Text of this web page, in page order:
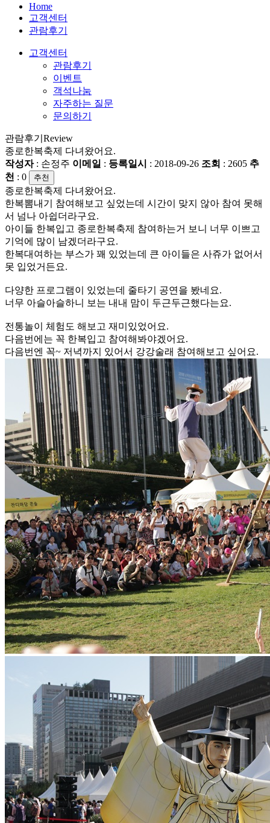
Home
고객센터
관람후기
고객센터
관람후기
이벤트
객석나눔
자주하는 질문
문의하기
관람후기 Review
종로한복축제 다녀왔어요.
작성자: 손정주 이메일 : 등록일시 : 2018-09-26 조회 : 2605 추
천 : 0 추천
종로한복축제 다녀왔어요.
한복뽐내기 참여해보고 싶었는데 시간이 맞지 않아 참여 못해
서 넘나 아쉽더라구요.
아이들 한복입고 종로한복축제 참여하는거 보니 너무 이쁘고
기억에 많이 남겠더라구요.
한복대여하는 부스가 꽤 있었는데 큰 아이들은 사쥬가 없어서
못 입었거든요.
다양한 프로그램이 있었는데 줄타기 공연을 봤네요.
너무 아슬아슬하니 보는 내내 맘이 두근두근했다는요.
전통놀이 체험도 해보고 재미있었어요.
다음번에는 꼭 한복입고 참여해봐야겠어요.
다음번엔 꼭~ 저녁까지 있어서 강강술래 참여해보고 싶어요.